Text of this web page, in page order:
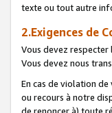
texte ou tout autre
2.Exigences de
Vous devez
Vous devez nous
En cas de violation
ou recours à notre
de renoncer à) toute